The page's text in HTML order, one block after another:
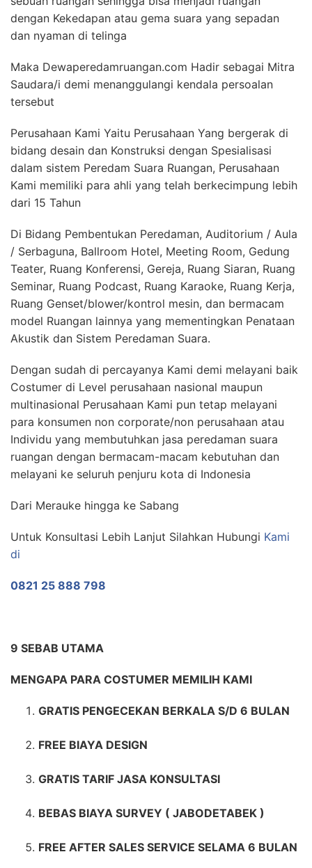
dengan Kekedapan atau gema suara yang sepadan
dan nyaman di telinga
Maka Dewaperedamruangan.com Hadir sebagai Mitra
Saudara/i demi menanggulangi kendala persoalan
tersebut
Perusahaan Kami Yaitu Perusahaan Yang bergerak di
bidang desain dan Konstruksi dengan Spesialisasi
dalam sistem Peredam Suara Ruangan, Perusahaan
Kami memiliki para ahli yang telah berkecimpung lebih
dari 15 Tahun
Di Bidang Pembentukan Peredaman, Auditorium / Aula
/ Serbaguna, Ballroom Hotel, Meeting Room, Gedung
Teater, Ruang Konferensi, Gereja, Ruang Siaran, Ruang
Seminar, Ruang Podcast, Ruang Karaoke, Ruang Kerja,
Ruang Genset/blower/kontrol mesin, dan bermacam
model Ruangan lainnya yang mementingkan Penataan
Akustik dan Sistem Peredaman Suara.
Dengan sudah di percayanya Kami demi melayani baik
Costumer di Level perusahaan nasional maupun
multinasional Perusahaan Kami pun tetap melayani
para konsumen non corporate/non perusahaan atau
Individu yang membutuhkan jasa peredaman suara
ruangan dengan bermacam-macam kebutuhan dan
melayani ke seluruh penjuru kota di Indonesia
Dari Merauke hingga ke Sabang
Untuk Konsultasi Lebih Lanjut Silahkan Hubungi Kami
di
0821 25 888 798
9 SEBAB UTAMA
MENGAPA PARA COSTUMER MEMILIH KAMI
GRATIS PENGECEKAN BERKALA S/D 6 BULAN
FREE BIAYA DESIGN
GRATIS TARIF JASA KONSULTASI
BEBAS BIAYA SURVEY ( JABODETABEK )
FREE AFTER SALES SERVICE SELAMA 6 BULAN